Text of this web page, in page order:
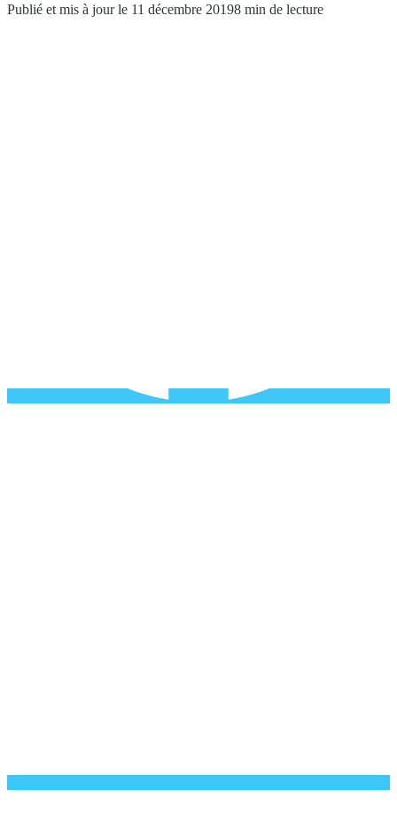
Publié et mis à jour le 11 décembre 20198 min de lecture